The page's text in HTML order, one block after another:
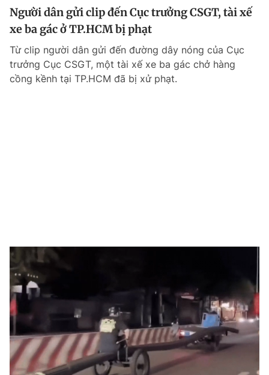
Người dân gửi clip đến Cục trưởng CSGT, tài xế
xe ba gác ở TP.HCM bị phạt
Từ clip người dân gửi đến đường dây nóng của Cục
trưởng Cục CSGT, một tài xế xe ba gác chở hàng
cồng kềnh tại TP.HCM đã bị xử phạt.